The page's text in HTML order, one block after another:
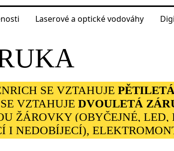
Laserové a optické vodováhy
SE VZTAHUJE
VZTAHUJE DVOULETÁ
ŽÁROVKY (OBYČEJNÉ,
I NEDOBÍJECÍ),